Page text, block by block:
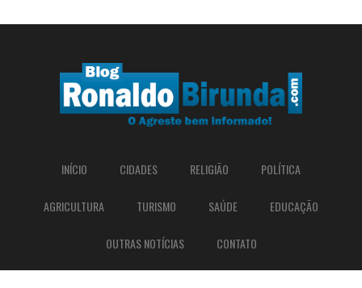
INÍCIO CIDADES RELIGIÃO POLÍTICA
AGRICULTURA TURISMO SAÚDE EDUCAÇÃO
OUTRAS NOTÍCIAS CONTATO